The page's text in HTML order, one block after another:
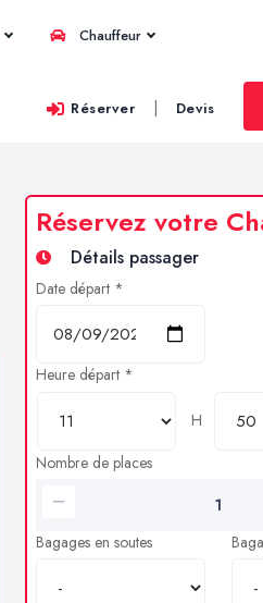
Chauffeur
Réserver | Devis
Réservez votre
Détails passager
Date départ *
Heure départ *
H
Nombre de places
Bagages en soutes